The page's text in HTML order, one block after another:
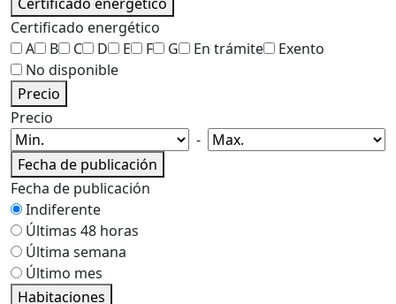
Certificado energético
A
B C D E F G En trámite
Exento
No disponible
Precio
Precio
-
Fecha de publicación
Fecha de publicación
Indiferente
Últimas 48 horas
Última semana
Último mes
Habitaciones